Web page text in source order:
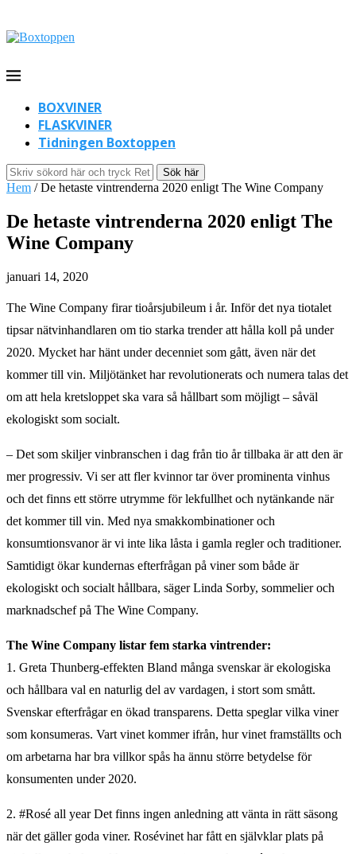
BOXVINER
FLASKVINER
Tidningen Boxtoppen
Sök här
Hem /De hetaste vintrenderna 2020 enligt The Wine Company
De hetaste vintrenderna 2020 enligt The
Wine Company
januari 14, 2020
The Wine Company firar tioårsjubileum i år. Inför det nya tiotalet
tipsar nätvinhandlaren om tio starka trender att hålla koll på under
2020. Mycket har hänt under decenniet som gått, även när det
kommer till vin. Miljötänket har revolutionerats och numera talas det
om att hela kretsloppet ska vara så hållbart som möjligt – såväl
ekologiskt som socialt.
– Det som skiljer vinbranschen i dag från tio år tillbaka är att den är
mer progressiv. Vi ser att fler kvinnor tar över prominenta vinhus
och det finns ett större utrymme för lekfullhet och nytänkande när
det kommer till vin. Med nya smakkombinationer och
konsumtionsvanor är vi inte lika låsta i gamla regler och traditioner.
Samtidigt ökar kundernas efterfrågan på viner som både är
ekologiskt och socialt hållbara, säger Linda Sorby, sommelier och
marknadschef på The Wine Company.
The Wine Company listar fem starka vintrender:
1. Greta Thunberg-effekten Bland många svenskar är ekologiska
och hållbara val en naturlig del av vardagen, i stort som smått.
Svenskar efterfrågar en ökad transparens. Detta speglar vilka viner
som konsumeras. Vart vinet kommer ifrån, hur vinet framställts och
om arbetarna har bra villkor spås ha ännu större betydelse för
konsumenten under 2020.
2. #Rosé all year Det finns ingen anledning att vänta in rätt säsong
när det gäller goda viner. Rosévinet har fått en självklar plats på